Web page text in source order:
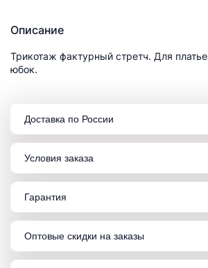
Описание
Трикотаж фактурный стретч. Для
юбок.
Доставка по России
Условия заказа
Гарантия
Оптовые скидки на заказы